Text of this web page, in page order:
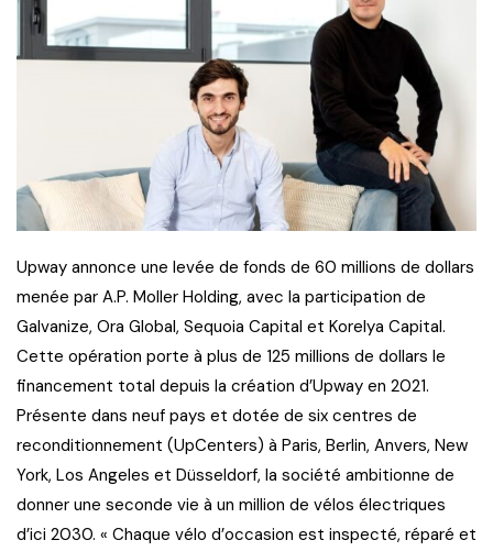
Upway annonce une levée de fonds de 60 millions de dollars
menée par A.P. Moller Holding, avec la participation de
Galvanize, Ora Global, Sequoia Capital et Korelya Capital.
Cette opération porte à plus de 125 millions de dollars le
financement total depuis la création d’Upway en 2021.
Présente dans neuf pays et dotée de six centres de
reconditionnement (UpCenters) à Paris, Berlin, Anvers, New
York, Los Angeles et Düsseldorf, la société ambitionne de
donner une seconde vie à un million de vélos électriques
d’ici 2030. « Chaque vélo d’occasion est inspecté, réparé et